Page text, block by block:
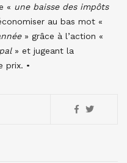
« une baisse des impôts
au bas mot «
» grâce à l’action «
» et jugeant la
prix. •